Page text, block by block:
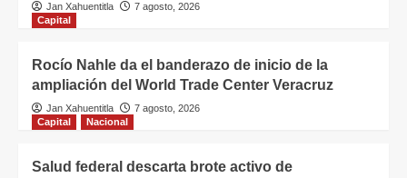
Jan Xahuentitla
7 agosto, 2026
Capital
Rocío Nahle da el banderazo de inicio de la
ampliación del World Trade Center Veracruz
Jan Xahuentitla
7 agosto, 2026
Capital
Nacional
Salud federal descarta brote activo de